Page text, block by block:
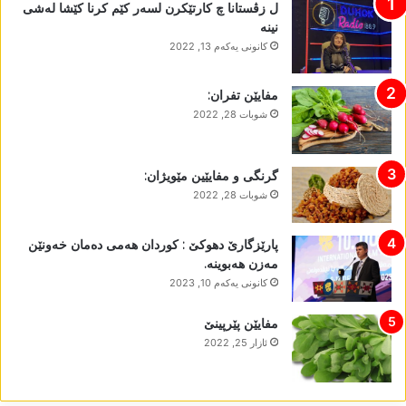
ل زڤستانا چ کارتێکرن لسەر کێم کرنا کێشا لەشی
نینە
كانونی یه‌كه‌م 13, 2022
مفایێن تفران:
شوبات 28, 2022
گرنگی و مفایێین مێویژان:
شوبات 28, 2022
پارێزگارێ دھوکێ : کوردان ھەمی دەمان خەونێن
مەزن ھەبوینە.
كانونی یه‌كه‌م 10, 2023
مفایێن پێرپینێ
ئازار 25, 2022